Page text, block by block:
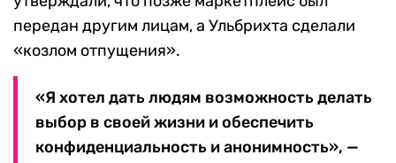
передан другим лицам, а Ульбрихта сделали
«козлом отпущения».
«Я хотел дать людям возможность делать
выбор в своей жизни и обеспечить
конфиденциальность и анонимность», —